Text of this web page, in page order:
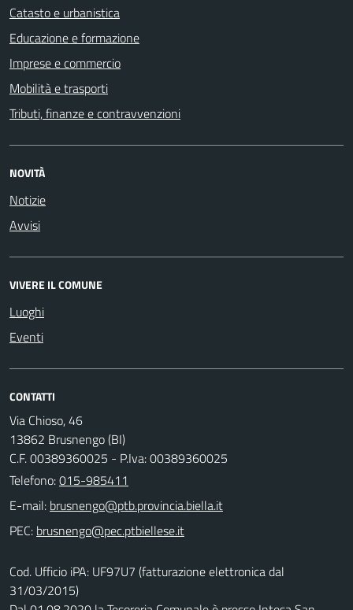
Catasto e urbanistica
Educazione e formazione
Imprese e commercio
Mobilità e trasporti
Tributi, finanze e contravvenzioni
NOVITÀ
Notizie
Avvisi
VIVERE IL COMUNE
Luoghi
Eventi
CONTATTI
Via Chioso, 46
13862 Brusnengo (BI)
C.F. 00389360025 - P.Iva: 00389360025
Telefono:015-985411
E-mail:
PEC:
Cod. Ufficio iPA: UF97U7 (fatturazione elettronica dal
31/03/2015)